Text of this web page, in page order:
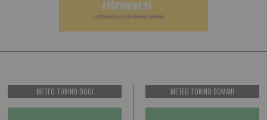
METEO TORINO OGGI METEO TORINO DOMANI